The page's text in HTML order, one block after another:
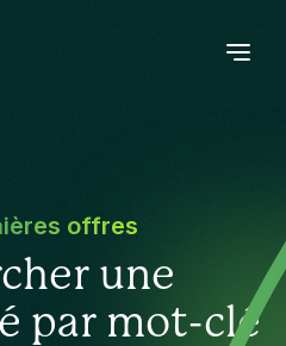
offres
une
par mot-clé